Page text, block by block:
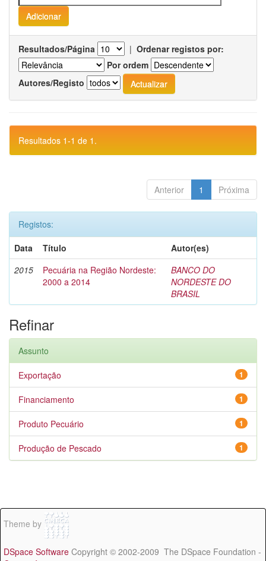
Resultados/Página | Ordenar registos por:
Por ordem
Autores/Registo
Resultados 1-1 de 1.
Anterior 1 Próxima
Registos:
Data
Título
Autor(es)
2015
Pecuária na Região Nordeste:
2000 a 2014
BANCO DO
NORDESTE DO
BRASIL
Refinar
Assunto
1
Exportação
1
Financiamento
1
Produto Pecuário
1
Produção de Pescado
Theme by
DSpace Software Copyright © 2002-2009 The DSpace Foundation -